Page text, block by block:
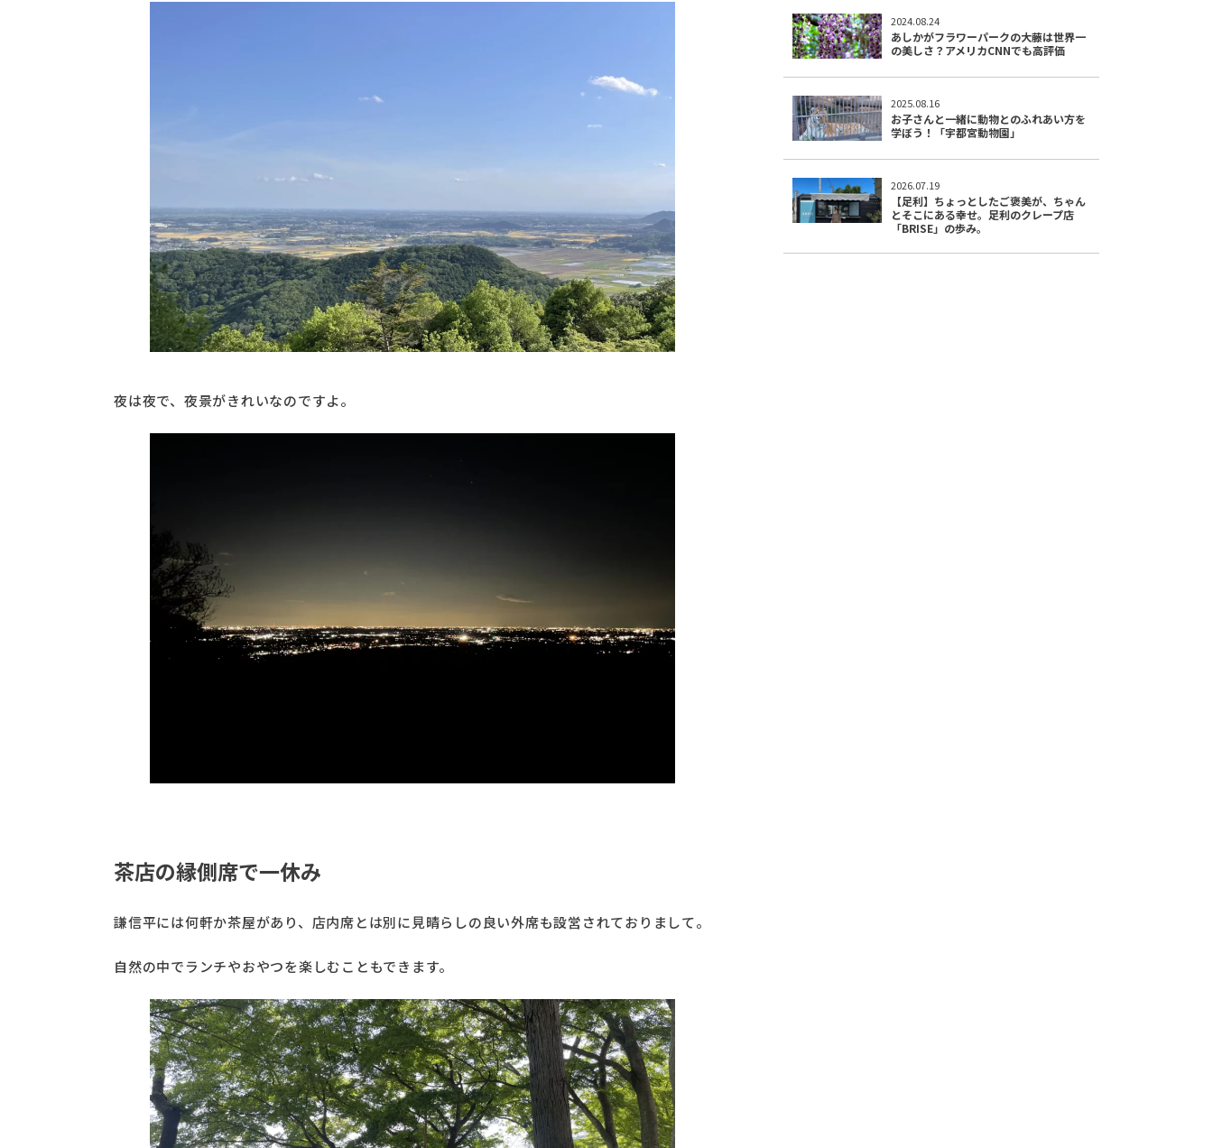
夜は夜で、夜景がきれいなのですよ。
茶店の縁側席で一休み
謙信平には何軒か茶屋があり、店内席とは別に見晴らしの良い外席も設営されておりまして。
自然の中でランチやおやつを楽しむこともできます。
2024.08.24
あしかがフラワーパークの大藤は世界一
の美しさ？アメリカCNNでも高評価
2025.08.16
お子さんと一緒に動物とのふれあい方を
学ぼう！「宇都宮動物園」
2026.07.19
【足利】ちょっとしたご褒美が、ちゃん
とそこにある幸せ。足利のクレープ店
「BRISE」の歩み。